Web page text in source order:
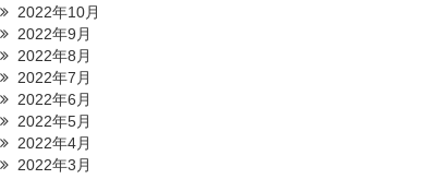
2022年10月
2022年9月
2022年8月
2022年7月
2022年6月
2022年5月
2022年4月
2022年3月